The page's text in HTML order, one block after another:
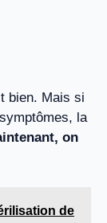
bien. Mais si
la
on
de